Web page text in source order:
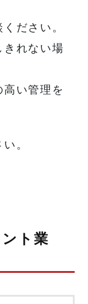
ださい。
れない場
い管理を
。
ト業